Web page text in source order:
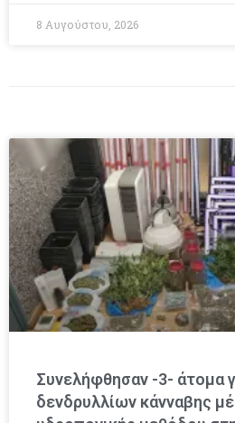
8 Αυγούστου, 2026
Συνελήφθησαν -3- άτομα
δενδρυλλίων κάνναβης